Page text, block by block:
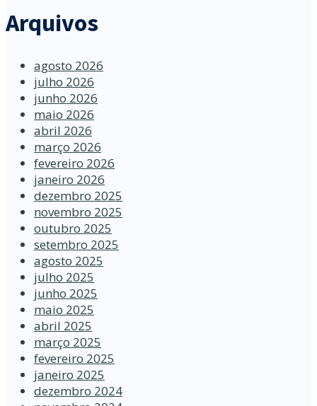
Arquivos
agosto 2026
julho 2026
junho 2026
maio 2026
abril 2026
março 2026
fevereiro 2026
janeiro 2026
dezembro 2025
novembro 2025
outubro 2025
setembro 2025
agosto 2025
julho 2025
junho 2025
maio 2025
abril 2025
março 2025
fevereiro 2025
janeiro 2025
dezembro 2024